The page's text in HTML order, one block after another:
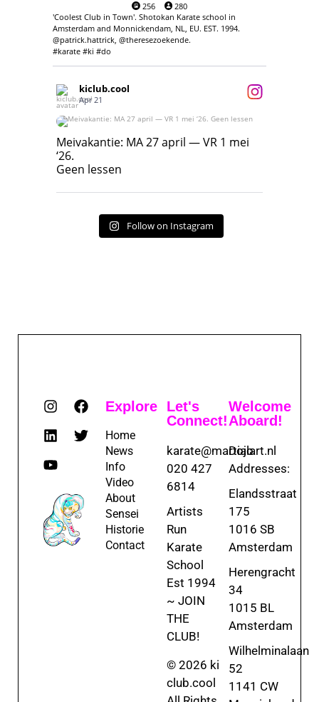
256
280
'Coolest Club in Town'. Shotokan Karate school in
Amsterdam and Monnickendam, NL, EU. EST. 1994.
@patrick.hattrick, @theresezoekende.
#karate #ki #do
kiclub.cool
Apr 21
Meivakantie: MA 27 april — VR 1 mei ‘26.
Geen lessen
Meivakantie: MA 27 april — VR 1 mei
‘26.
Geen lessen
Follow on Instagram
Explore
Home
News
Info
Video
About
Sensei
Historie
Contact
Let's
Connect!
karate@martialart.nl
020 427
6814
Artists
Run
Karate
School
Est 1994
~ JOIN
THE
CLUB!
© 2026 ki
club.cool
Welcome
Aboard!
Dojo
Addresses:
Elandsstraat
175
1016 SB
Amsterdam
Herengracht
34
1015 BL
Amsterdam
Wilhelminalaan
52
1141 CW